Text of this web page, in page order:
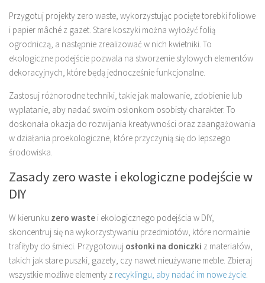
Przygotuj projekty zero waste, wykorzystując pocięte torebki foliowe
i papier mâché z gazet. Stare koszyki można wyłożyć folią
ogrodniczą, a następnie zrealizować w nich kwietniki. To
ekologiczne podejście pozwala na stworzenie stylowych elementów
dekoracyjnych, które będą jednocześnie funkcjonalne.
Zastosuj różnorodne techniki, takie jak malowanie, zdobienie lub
wyplatanie, aby nadać swoim osłonkom osobisty charakter. To
doskonała okazja do rozwijania kreatywności oraz zaangażowania
w działania proekologiczne, które przyczynią się do lepszego
środowiska.
Zasady zero waste i ekologiczne podejście w
DIY
W kierunku zero waste i ekologicznego podejścia w DIY,
skoncentruj się na wykorzystywaniu przedmiotów, które normalnie
trafiłyby do śmieci. Przygotowuj osłonki na doniczki z materiałów,
takich jak stare puszki, gazety, czy nawet nieużywane meble. Zbieraj
wszystkie możliwe elementy z recyklingu, aby nadać im nowe życie.